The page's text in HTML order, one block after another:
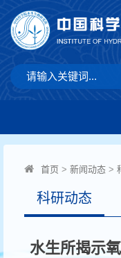
首页 > 新闻动态 >
科研动态
水生所揭示